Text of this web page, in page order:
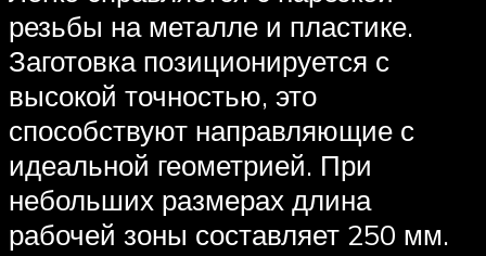
резьбы на металле и пластике.
Заготовка позиционируется с
высокой точностью, это
способствуют направляющие с
идеальной геометрией. При
небольших размерах длина
рабочей зоны составляет 250 мм.